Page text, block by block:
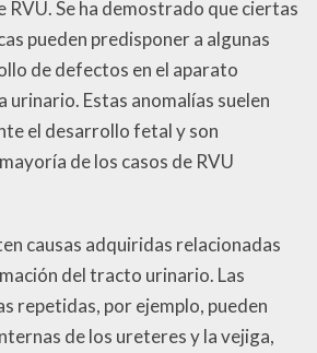
RVU. Se ha demostrado que ciertas
pueden predisponer a algunas
de defectos en el aparato
urinario. Estas anomalías suelen
el desarrollo fetal y son
de los casos de RVU
causas adquiridas relacionadas
del tracto urinario. Las
repetidas, por ejemplo, pueden
de los ureteres y la vejiga,